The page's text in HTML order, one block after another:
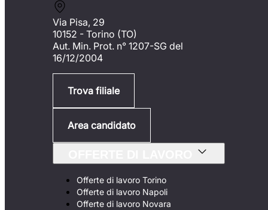
Via Pisa, 29
10152 - Torino (TO)
Aut. Min. Prot. n° 1207-SG del
16/12/2004
Trova filiale
Area candidato
Offerte di lavoro Torino
Offerte di lavoro Napoli
Offerte di lavoro Novara